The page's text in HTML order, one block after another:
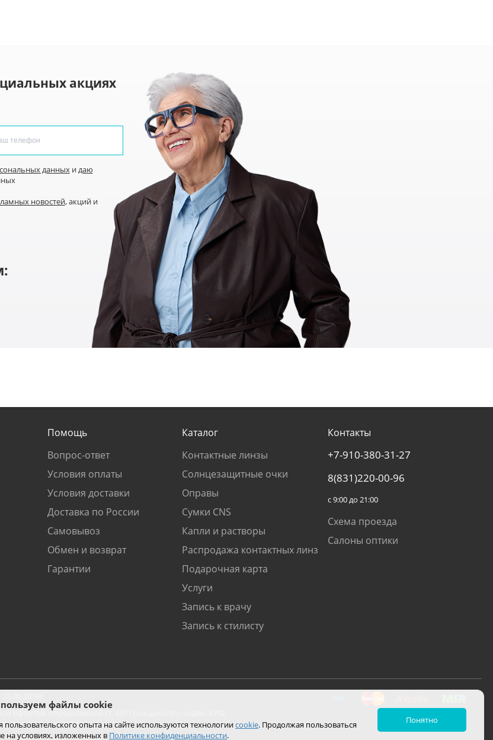
акциях
данныхи даю
новостей, акций и
Помощь
Вопрос-ответ
Условия оплаты
Условия доставки
Доставка по России
Самовывоз
Обмен и возврат
Гарантии
Каталог
Контактные линзы
Солнцезащитные очки
Оправы
Сумки CNS
Капли и растворы
Распродажа контактных линз
Подарочная карта
Услуги
Запись к врачу
Запись к стилисту
Контакты
+7-910-380-31-27
8(831)220-00-96
с 9:00 до 21:00
Схема проезда
Салоны оптики
офертой, определяемой ст. 437 Гражданского кодекса РФ.
с помощью сайта.
файлы cookie
опыта на сайте используются технологииcookie. Продолжая пользоваться
на условиях, изложенных в Политике конфиденциальности.
Понятно